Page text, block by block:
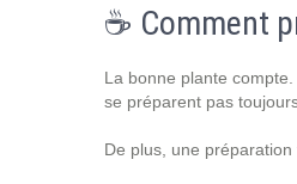
☕ Comment
La bonne plante
se préparent pas
De plus, une